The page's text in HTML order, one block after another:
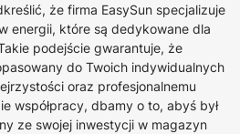
że firma EasySun specjalizuje
energii, które są dedykowane dla
podejście gwarantuje, że
do Twoich indywidualnych
oraz profesjonalnemu
współpracy, dbamy o to, abyś był
ze swojej inwestycji w magazyn